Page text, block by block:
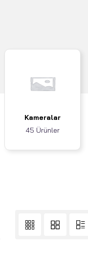
Kameralar
45 Ürünler